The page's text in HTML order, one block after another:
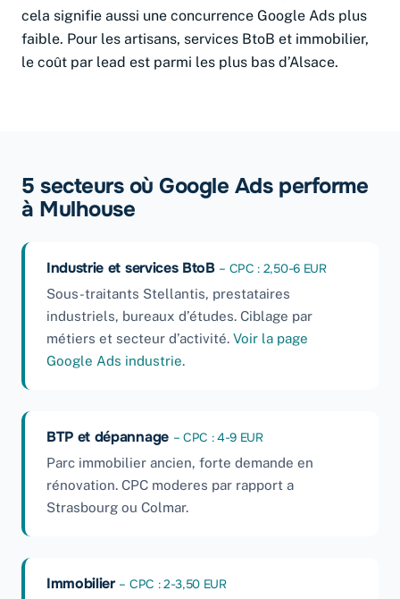
cela signifie aussi une concurrence Google Ads plus
faible. Pour les artisans, services BtoB et immobilier,
le coût par lead est parmi les plus bas d’Alsace.
5 secteurs où Google Ads performe
à Mulhouse
Industrie et services BtoB – CPC : 2,50-6 EUR
Sous-traitants Stellantis, prestataires
industriels, bureaux d’études. Ciblage par
métiers et secteur d’activité. Voir la page
Google Ads industrie.
BTP et dépannage – CPC : 4-9 EUR
Parc immobilier ancien, forte demande en
rénovation. CPC moderes par rapport a
Strasbourg ou Colmar.
Immobilier – CPC : 2-3,50 EUR